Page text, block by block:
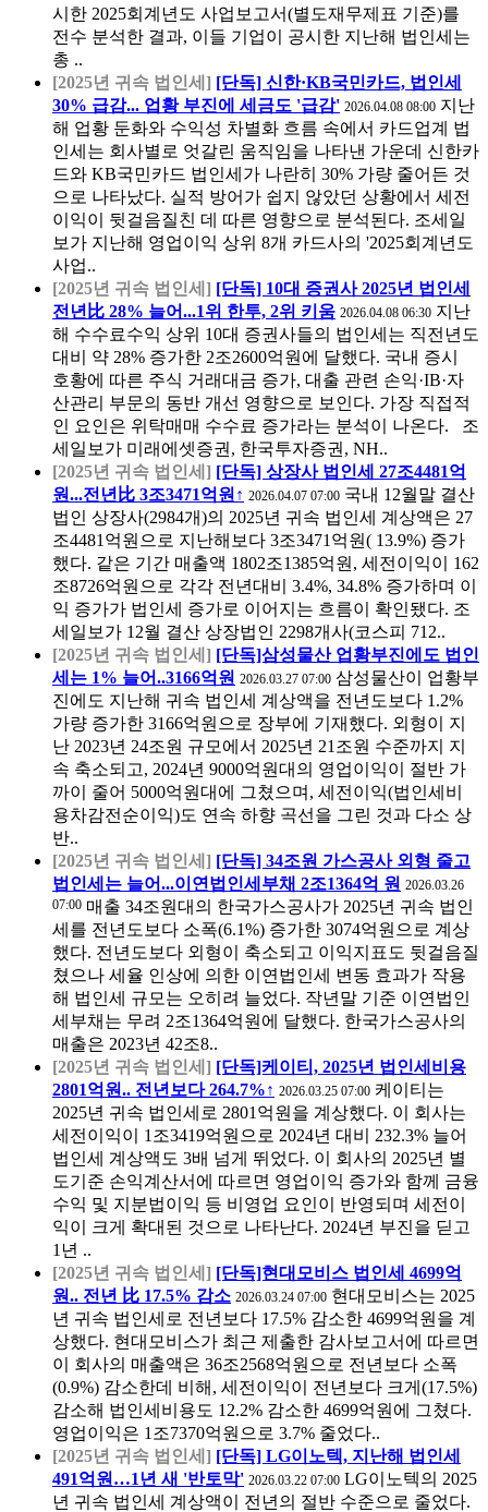
시한 2025회계년도 사업보고서(별도재무제표 기준)를
전수 분석한 결과, 이들 기업이 공시한 지난해 법인세는
총 ..
[2025년 귀속 법인세] [단독] 신한·KB국민카드, 법인세
30% 급감... 업황 부진에 세금도 '급감' 2026.04.08 08:00 지난
해 업황 둔화와 수익성 차별화 흐름 속에서 카드업계 법
인세는 회사별로 엇갈린 움직임을 나타낸 가운데 신한카
드와 KB국민카드 법인세가 나란히 30% 가량 줄어든 것
으로 나타났다. 실적 방어가 쉽지 않았던 상황에서 세전
이익이 뒷걸음질친 데 따른 영향으로 분석된다. 조세일
보가 지난해 영업이익 상위 8개 카드사의 '2025회계년도
사업..
[2025년 귀속 법인세] [단독] 10대 증권사 2025년 법인세
전년比 28% 늘어...1위 한투, 2위 키움 2026.04.08 06:30 지난
해 수수료수익 상위 10대 증권사들의 법인세는 직전년도
대비 약 28% 증가한 2조2600억원에 달했다. 국내 증시
호황에 따른 주식 거래대금 증가, 대출 관련 손익·IB·자
산관리 부문의 동반 개선 영향으로 보인다. 가장 직접적
인 요인은 위탁매매 수수료 증가라는 분석이 나온다. 조
세일보가 미래에셋증권, 한국투자증권, NH..
[2025년 귀속 법인세] [단독] 상장사 법인세 27조4481억
원...전년比 3조3471억원↑ 2026.04.07 07:00 국내 12월말 결산
법인 상장사(2984개)의 2025년 귀속 법인세 계상액은 27
조4481억원으로 지난해보다 3조3471억원( 13.9%) 증가
했다. 같은 기간 매출액 1802조1385억원, 세전이익이 162
조8726억원으로 각각 전년대비 3.4%, 34.8% 증가하며 이
익 증가가 법인세 증가로 이어지는 흐름이 확인됐다. 조
세일보가 12월 결산 상장법인 2298개사(코스피 712..
[2025년 귀속 법인세] [단독]삼성물산 업황부진에도 법인
세는 1% 늘어..3166억원 2026.03.27 07:00 삼성물산이 업황부
진에도 지난해 귀속 법인세 계상액을 전년도보다 1.2%
가량 증가한 3166억원으로 장부에 기재했다. 외형이 지
난 2023년 24조원 규모에서 2025년 21조원 수준까지 지
속 축소되고, 2024년 9000억원대의 영업이익이 절반 가
까이 줄어 5000억원대에 그쳤으며, 세전이익(법인세비
용차감전순이익)도 연속 하향 곡선을 그린 것과 다소 상
반..
[2025년 귀속 법인세] [단독] 34조원 가스공사 외형 줄고
법인세는 늘어...이연법인세부채 2조1364억 원 2026.03.26
07:00 매출 34조원대의 한국가스공사가 2025년 귀속 법인
세를 전년도보다 소폭(6.1%) 증가한 3074억원으로 계상
했다. 전년도보다 외형이 축소되고 이익지표도 뒷걸음질
쳤으나 세율 인상에 의한 이연법인세 변동 효과가 작용
해 법인세 규모는 오히려 늘었다. 작년말 기준 이연법인
세부채는 무려 2조1364억원에 달했다. 한국가스공사의
매출은 2023년 42조8..
[2025년 귀속 법인세] [단독]케이티, 2025년 법인세비용
2801억원.. 전년보다 264.7%↑ 2026.03.25 07:00 케이티는
2025년 귀속 법인세로 2801억원을 계상했다. 이 회사는
세전이익이 1조3419억원으로 2024년 대비 232.3% 늘어
법인세 계상액도 3배 넘게 뛰었다. 이 회사의 2025년 별
도기준 손익계산서에 따르면 영업이익 증가와 함께 금융
수익 및 지분법이익 등 비영업 요인이 반영되며 세전이
익이 크게 확대된 것으로 나타난다. 2024년 부진을 딛고
1년 ..
[2025년 귀속 법인세] [단독]현대모비스 법인세 4699억
원.. 전년 比 17.5% 감소 2026.03.24 07:00 현대모비스는 2025
년 귀속 법인세로 전년보다 17.5% 감소한 4699억원을 계
상했다. 현대모비스가 최근 제출한 감사보고서에 따르면
이 회사의 매출액은 36조2568억원으로 전년보다 소폭
(0.9%) 감소한데 비해, 세전이익이 전년보다 크게(17.5%)
감소해 법인세비용도 12.2% 감소한 4699억원에 그쳤다.
영업이익은 1조7370억원으로 3.7% 줄었다..
[2025년 귀속 법인세] [단독] LG이노텍, 지난해 법인세
491억원…1년 새 '반토막' 2026.03.22 07:00 LG이노텍의 2025
년 귀속 법인세 계상액이 전년의 절반 수준으로 줄었다.